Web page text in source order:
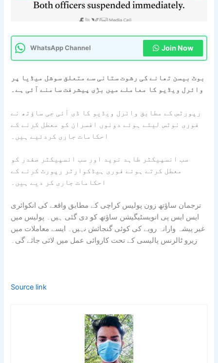
WhatsApp Channel Join Now
بوٹ بیسن تھانے کی رشوت ستانی سے متعلق سوشل میڈیا پر
وائرل ویڈیو کا معاملے میں بڑی پیشرفت سامنے آئی ہے۔
رپورٹس کے مطابق وائرل ویڈیو کا ڈی آئی جی ساؤتھ نے
فوری نوٹس لیتے ہوئے دونوں افسران کو معطل کرنے کے
احکامات جاری کردئیے ہیں۔
سب انسپیکٹر طاہد نوید اور سب انسپیکٹر صفدر کو
معطل کرتے ہوئے فوری ہیڈکوارٹر رپورٹ کرنے کے
احکامات جاری کر دیے ہیں۔
ترجمان ساؤتھ زون پولیس کراچی کے مطابق واقعے کی انکوائری
ایس ایس پی انویسٹیگیشن ساؤتھ کو دی گئی ہیں۔ پولیس میں
غیر پیشہ وارانہ رویے کی کوئی گنجائش نہیں۔ ایسے معاملات میں
زیرو ٹالرنس پالیسی کے تحت کاروائی عمل میں لائی جائے گی۔
Source link